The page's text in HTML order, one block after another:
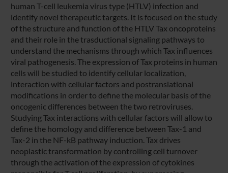
human T-cell leukemia virus type (HTLV) infection and
identify novel therapeutic targets. It is focused on the study
of the structure and function of the HTLV Tax oncoproteins
and their role in the trasductional signaling pathways to
understand the mechanisms through which Tax influences
viral pathogenesis. The expression of Tax proteins in human
cells will be studied to identify cellular localization,
interaction with cellular factors and postranslational
modifications in order to define the molecular basis of the
oncogenic differences between the two retroviruses.
Studying Tax interactions with cellular factors will allow to
define the homology and difference between Tax-1 and
Tax-2 in the NF-kB pathway induction. Tax drives
neoplastic transformation by controlling cell turnover
through the activation of the expression of cytokines